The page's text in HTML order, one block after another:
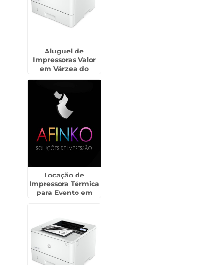
Aluguel de
Impressoras Valor
em Várzea do
Locação de
Impressora Térmica
para Evento em